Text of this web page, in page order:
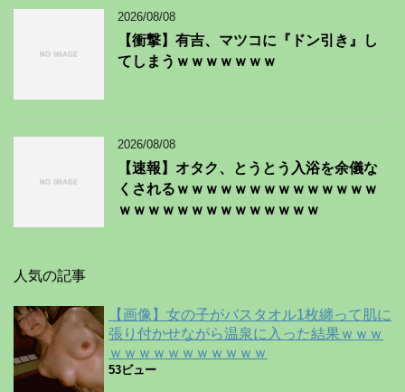
2026/08/08
【衝撃】有吉、マツコに『ドン引き』し
てしまうｗｗｗｗｗｗｗ
2026/08/08
【速報】オタク、とうとう入浴を余儀な
くされるｗｗｗｗｗｗｗｗｗｗｗｗｗｗ
ｗｗｗｗｗｗｗｗｗｗｗｗｗｗ
人気の記事
【画像】女の子がバスタオル1枚纏って肌に
張り付かせながら温泉に入った結果ｗｗｗ
ｗｗｗｗｗｗｗｗｗｗｗ
53ビュー